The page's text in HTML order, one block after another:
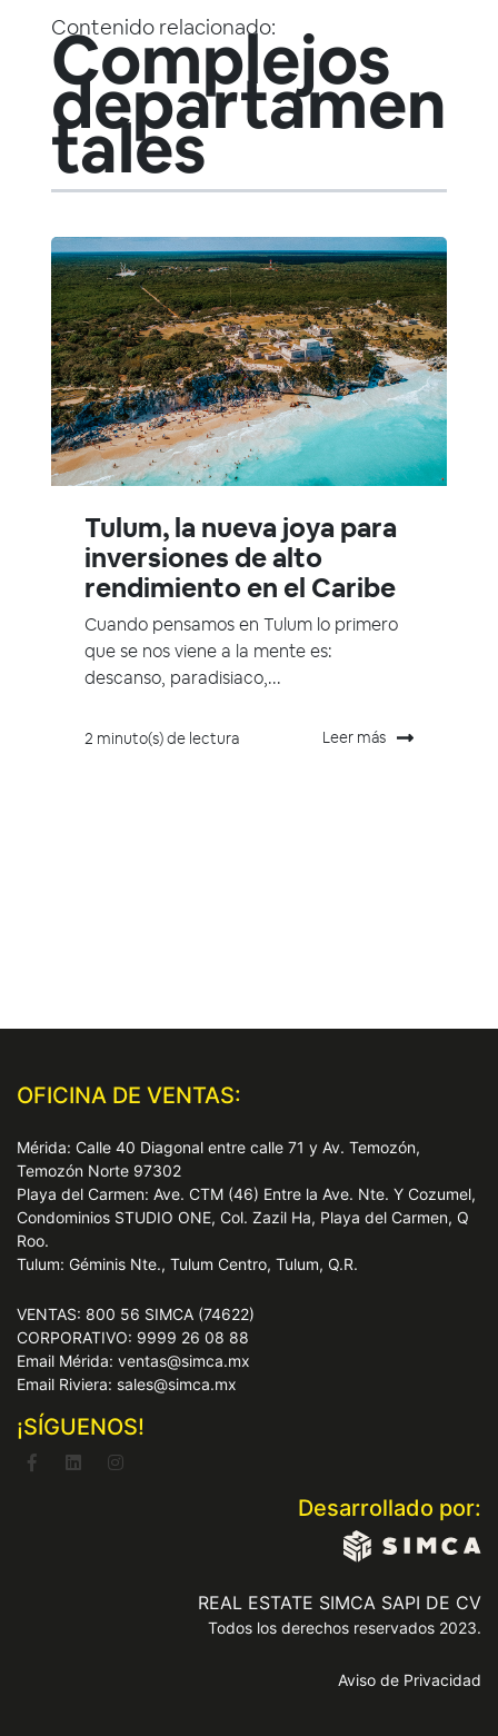
Contenido relacionado:
Complejos
departamen
tales
Tulum, la nueva joya para
inversiones de alto
rendimiento en el Caribe
Cuando pensamos en Tulum lo primero
que se nos viene a la mente es:
descanso, paradisiaco,...
2 minuto(s) de lectura Leer más
OFICINA DE VENTAS:
Mérida: Calle 40 Diagonal entre calle 71 y Av. Temozón,
Temozón Norte 97302
Playa del Carmen: Ave. CTM (46) Entre la Ave. Nte. Y Cozumel,
Condominios STUDIO ONE, Col. Zazil Ha, Playa del Carmen, Q
Roo.
Tulum: Géminis Nte., Tulum Centro, Tulum, Q.R.
VENTAS: 800 56 SIMCA (74622)
CORPORATIVO: 9999 26 08 88
Email Mérida: ventas@simca.mx
Email Riviera: sales@simca.mx
¡SÍGUENOS!
Desarrollado por:
REAL ESTATE SIMCA SAPI DE CV
Todos los derechos reservados 2023.
Aviso de Privacidad